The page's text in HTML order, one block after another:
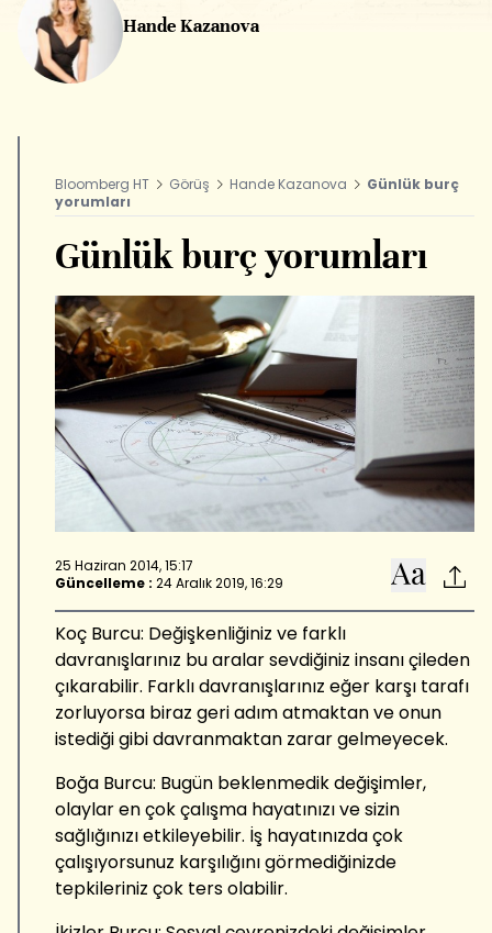
Hande Kazanova
Bloomberg HT Görüş Hande Kazanova
Günlük burç
yorumları
Günlük burç yorumları
25 Haziran 2014, 15:17
Güncelleme : 24 Aralık 2019, 16:29
Koç Burcu: Değişkenliğiniz ve farklı
davranışlarınız bu aralar sevdiğiniz insanı çileden
çıkarabilir. Farklı davranışlarınız eğer karşı tarafı
zorluyorsa biraz geri adım atmaktan ve onun
istediği gibi davranmaktan zarar gelmeyecek.
Boğa Burcu: Bugün beklenmedik değişimler,
olaylar en çok çalışma hayatınızı ve sizin
sağlığınızı etkileyebilir. İş hayatınızda çok
çalışıyorsunuz karşılığını görmediğinizde
tepkileriniz çok ters olabilir.